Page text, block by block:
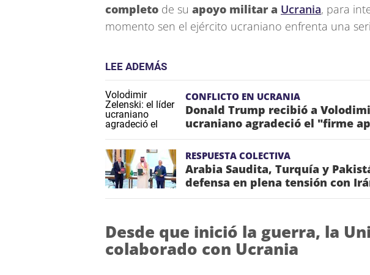
completo de su apoyo militar a Ucrania, para
momento sen el ejército ucraniano enfrenta una
LEE ADEMÁS
CONFLICTO EN UCRANIA
Donald Trump recibió a
ucraniano agradeció el "firme
RESPUESTA COLECTIVA
Arabia Saudita, Turquía y
defensa en plena tensión con
Desde que inició la guerra, la
colaborado con Ucrania